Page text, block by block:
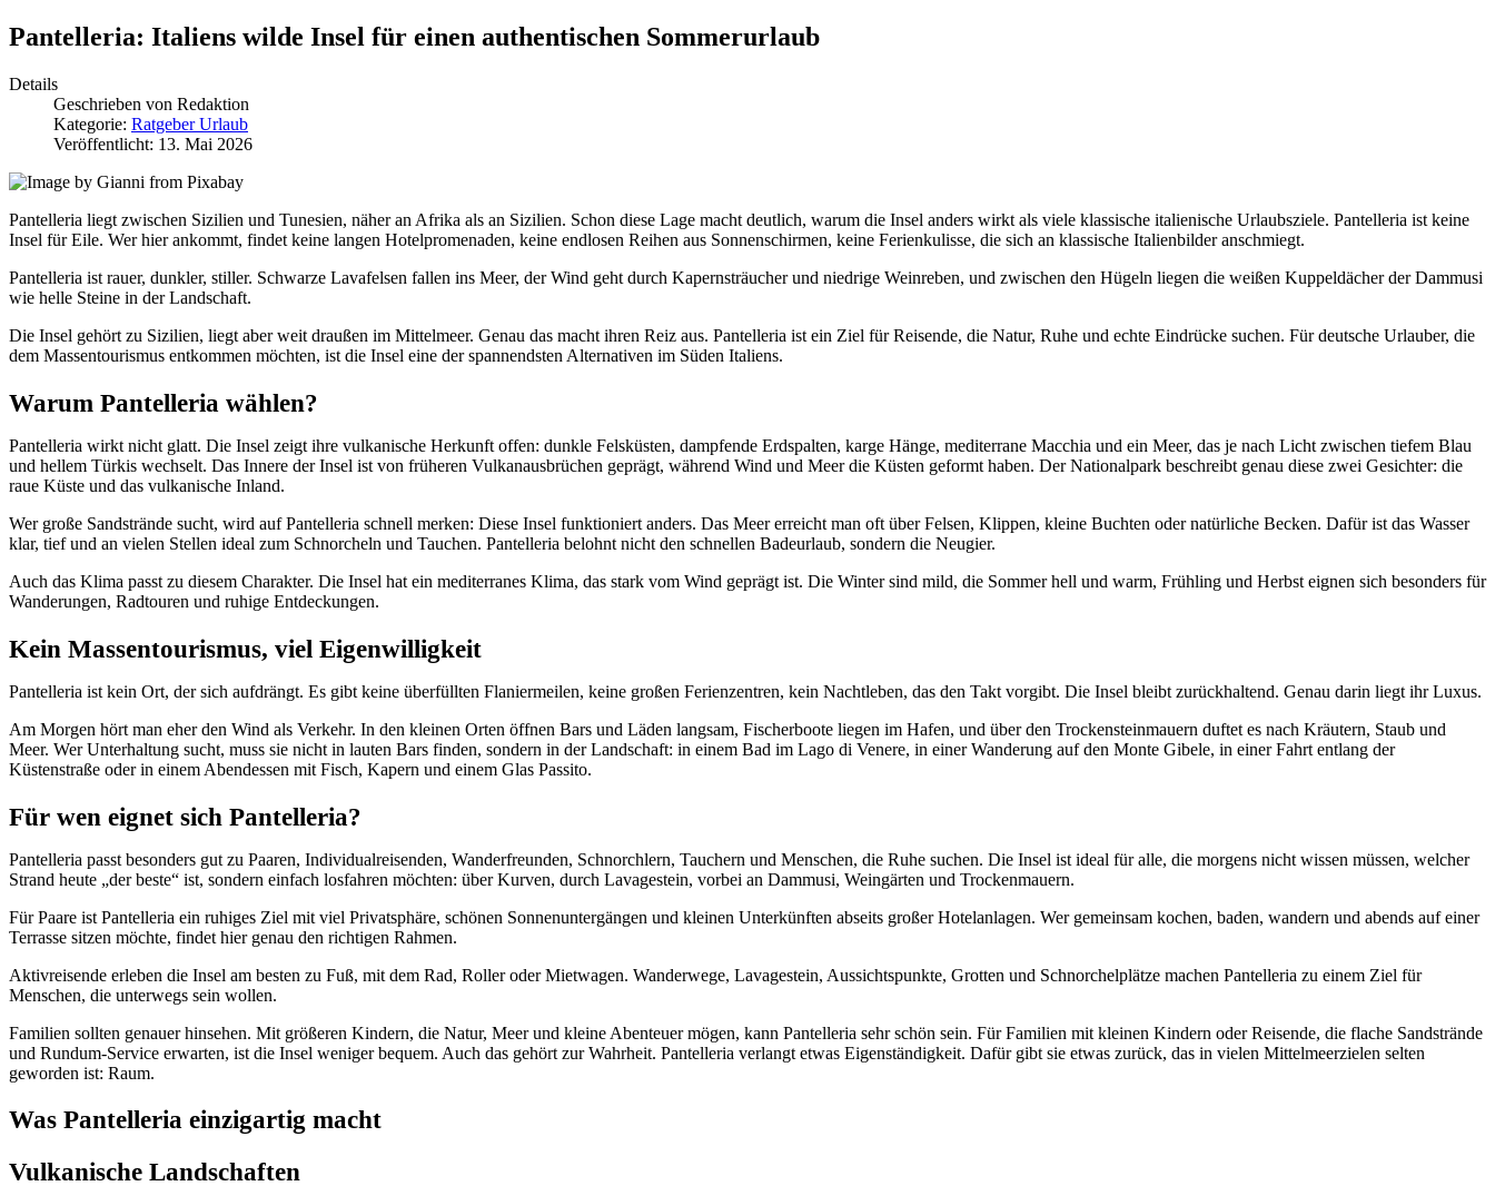
Pantelleria: Italiens wilde Insel für einen authentischen Sommerurlaub
Details
Geschrieben von Redaktion
Kategorie: Ratgeber Urlaub
Veröffentlicht: 13. Mai 2026
Pantelleria liegt zwischen Sizilien und Tunesien, näher an Afrika als an Sizilien. Schon diese Lage macht deutlich, warum die Insel anders wirkt als viele klassische italienische Urlaubsziele. Pantelleria ist keine
Insel für Eile. Wer hier ankommt, findet keine langen Hotelpromenaden, keine endlosen Reihen aus Sonnenschirmen, keine Ferienkulisse, die sich an klassische Italienbilder anschmiegt.
Pantelleria ist rauer, dunkler, stiller. Schwarze Lavafelsen fallen ins Meer, der Wind geht durch Kapernsträucher und niedrige Weinreben, und zwischen den Hügeln liegen die weißen Kuppeldächer der Dammusi
wie helle Steine in der Landschaft.
Die Insel gehört zu Sizilien, liegt aber weit draußen im Mittelmeer. Genau das macht ihren Reiz aus. Pantelleria ist ein Ziel für Reisende, die Natur, Ruhe und echte Eindrücke suchen. Für deutsche Urlauber, die
dem Massentourismus entkommen möchten, ist die Insel eine der spannendsten Alternativen im Süden Italiens.
Warum Pantelleria wählen?
Pantelleria wirkt nicht glatt. Die Insel zeigt ihre vulkanische Herkunft offen: dunkle Felsküsten, dampfende Erdspalten, karge Hänge, mediterrane Macchia und ein Meer, das je nach Licht zwischen tiefem Blau
und hellem Türkis wechselt. Das Innere der Insel ist von früheren Vulkanausbrüchen geprägt, während Wind und Meer die Küsten geformt haben. Der Nationalpark beschreibt genau diese zwei Gesichter: die
raue Küste und das vulkanische Inland.
Wer große Sandstrände sucht, wird auf Pantelleria schnell merken: Diese Insel funktioniert anders. Das Meer erreicht man oft über Felsen, Klippen, kleine Buchten oder natürliche Becken. Dafür ist das Wasser
klar, tief und an vielen Stellen ideal zum Schnorcheln und Tauchen. Pantelleria belohnt nicht den schnellen Badeurlaub, sondern die Neugier.
Auch das Klima passt zu diesem Charakter. Die Insel hat ein mediterranes Klima, das stark vom Wind geprägt ist. Die Winter sind mild, die Sommer hell und warm, Frühling und Herbst eignen sich besonders für
Wanderungen, Radtouren und ruhige Entdeckungen.
Kein Massentourismus, viel Eigenwilligkeit
Pantelleria ist kein Ort, der sich aufdrängt. Es gibt keine überfüllten Flaniermeilen, keine großen Ferienzentren, kein Nachtleben, das den Takt vorgibt. Die Insel bleibt zurückhaltend. Genau darin liegt ihr Luxus.
Am Morgen hört man eher den Wind als Verkehr. In den kleinen Orten öffnen Bars und Läden langsam, Fischerboote liegen im Hafen, und über den Trockensteinmauern duftet es nach Kräutern, Staub und
Meer. Wer Unterhaltung sucht, muss sie nicht in lauten Bars finden, sondern in der Landschaft: in einem Bad im Lago di Venere, in einer Wanderung auf den Monte Gibele, in einer Fahrt entlang der
Küstenstraße oder in einem Abendessen mit Fisch, Kapern und einem Glas Passito.
Für wen eignet sich Pantelleria?
Pantelleria passt besonders gut zu Paaren, Individualreisenden, Wanderfreunden, Schnorchlern, Tauchern und Menschen, die Ruhe suchen. Die Insel ist ideal für alle, die morgens nicht wissen müssen, welcher
Strand heute „der beste“ ist, sondern einfach losfahren möchten: über Kurven, durch Lavagestein, vorbei an Dammusi, Weingärten und Trockenmauern.
Für Paare ist Pantelleria ein ruhiges Ziel mit viel Privatsphäre, schönen Sonnenuntergängen und kleinen Unterkünften abseits großer Hotelanlagen. Wer gemeinsam kochen, baden, wandern und abends auf einer
Terrasse sitzen möchte, findet hier genau den richtigen Rahmen.
Aktivreisende erleben die Insel am besten zu Fuß, mit dem Rad, Roller oder Mietwagen. Wanderwege, Lavagestein, Aussichtspunkte, Grotten und Schnorchelplätze machen Pantelleria zu einem Ziel für
Menschen, die unterwegs sein wollen.
Familien sollten genauer hinsehen. Mit größeren Kindern, die Natur, Meer und kleine Abenteuer mögen, kann Pantelleria sehr schön sein. Für Familien mit kleinen Kindern oder Reisende, die flache Sandstrände
und Rundum-Service erwarten, ist die Insel weniger bequem. Auch das gehört zur Wahrheit. Pantelleria verlangt etwas Eigenständigkeit. Dafür gibt sie etwas zurück, das in vielen Mittelmeerzielen selten
geworden ist: Raum.
Was Pantelleria einzigartig macht
Vulkanische Landschaften